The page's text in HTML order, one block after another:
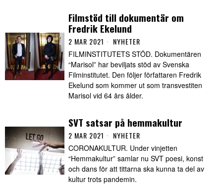
Filmstöd till dokumentär om
Fredrik Ekelund
2 MAR 2021 NYHETER
FILMINSTITUTETS STÖD. Dokumentären
“Marisol” har beviljats stöd av Svenska
Filminstitutet. Den följer författaren Fredrik
Ekelund som kommer ut som transvestiten
Marisol vid 64 års ålder.
SVT satsar på hemmakultur
2 MAR 2021 NYHETER
CORONAKULTUR. Under vinjetten
“Hemmakultur” samlar nu SVT poesi, konst
och dans för att tittarna ska kunna ta del av
kultur trots pandemin.